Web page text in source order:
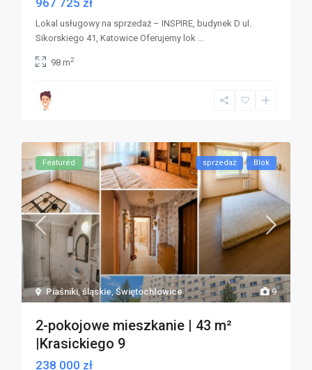
967 725 zł
Lokal usługowy na sprzedaż – INSPIRE, budynek D ul.
Sikorskiego 41, Katowice Oferujemy lok ...
98 m2
9
Piaśniki,śląskie,Świętochłowice
Featured sprzedaż Blok
2-pokojowe mieszkanie | 43 m²
|Krasickiego 9
238 000 zł